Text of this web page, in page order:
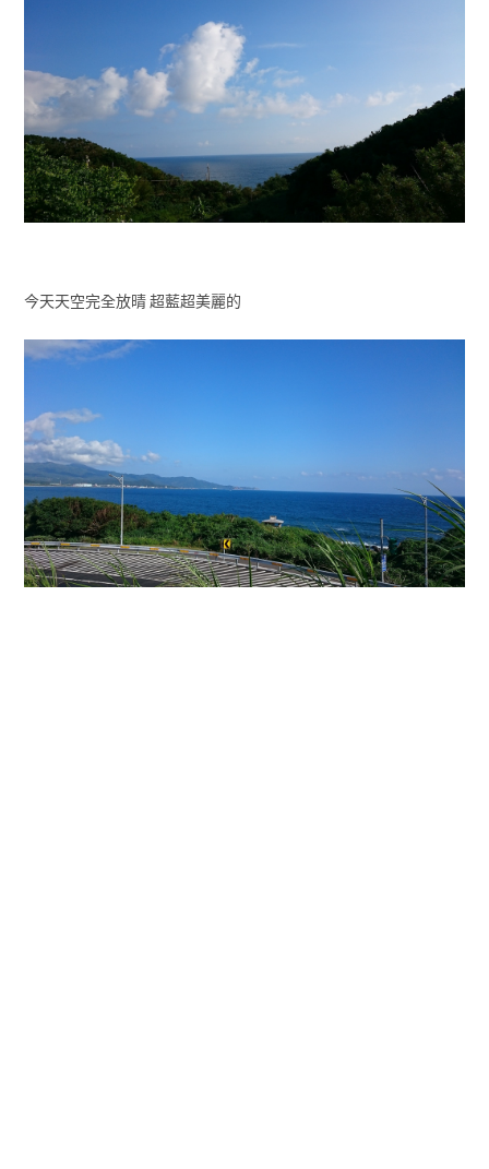
今天天空完全放晴 超藍超美麗的